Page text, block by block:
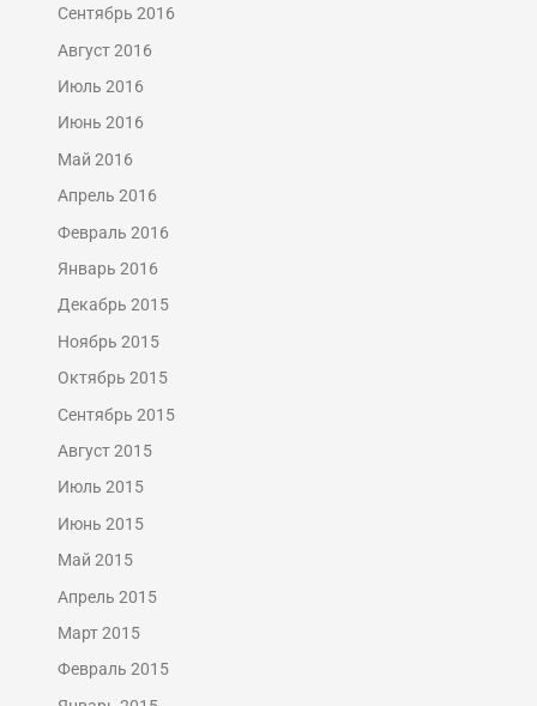
Сентябрь 2016
Август 2016
Июль 2016
Июнь 2016
Май 2016
Апрель 2016
Февраль 2016
Январь 2016
Декабрь 2015
Ноябрь 2015
Октябрь 2015
Сентябрь 2015
Август 2015
Июль 2015
Июнь 2015
Май 2015
Апрель 2015
Март 2015
Февраль 2015